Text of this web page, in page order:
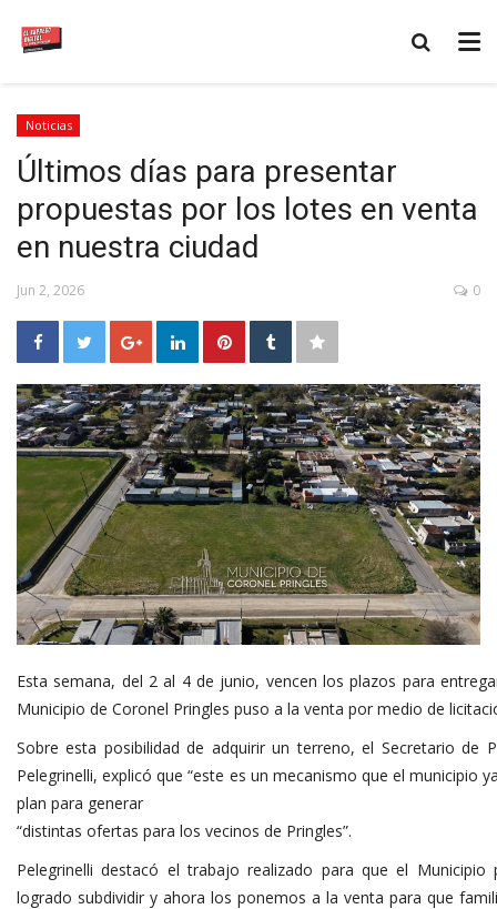
Noticias
Últimos días para presentar
propuestas por los lotes en venta
en nuestra ciudad
Jun 2, 2026 0
Esta semana, del 2 al 4 de junio, vencen los plazos para
Municipio de Coronel Pringles puso a la venta por medio de
Sobre esta posibilidad de adquirir un terreno, el Secretario de
Pelegrinelli, explicó que “este es un mecanismo que el municipio
plan para generar
“distintas ofertas para los vecinos de Pringles”.
Pelegrinelli destacó el trabajo realizado para que el
logrado subdividir y ahora los ponemos a la venta para que